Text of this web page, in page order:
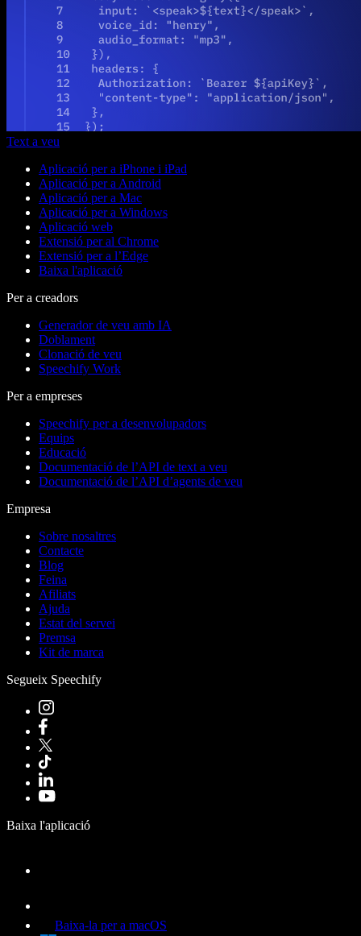
Text a veu
Aplicació per a iPhone i iPad
Aplicació per a Android
Aplicació per a Mac
Aplicació per a Windows
Aplicació web
Extensió per al Chrome
Extensió per a l’Edge
Baixa l'aplicació
Per a creadors
Generador de veu amb IA
Doblament
Clonació de veu
Speechify Work
Per a empreses
Speechify per a desenvolupadors
Equips
Educació
Documentació de l’API de text a veu
Documentació de l’API d’agents de veu
Empresa
Sobre nosaltres
Contacte
Blog
Feina
Afiliats
Ajuda
Estat del servei
Premsa
Kit de marca
Segueix Speechify
Baixa l'aplicació
Baixa-la per a macOS